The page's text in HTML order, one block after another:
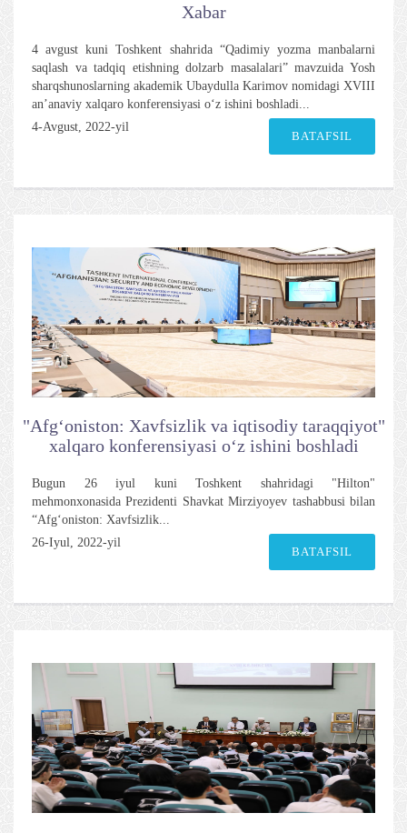
Xabar
4 avgust kuni Toshkent shahrida “Qadimiy yozma manbalarni
saqlash va tadqiq etishning dolzarb masalalari” mavzuida Yosh
sharqshunoslarning akademik Ubaydulla Karimov nomidagi XVIII
an’anaviy xalqaro konferensiyasi o‘z ishini boshladi...
4-Avgust, 2022-yil
BATAFSIL
"Afg‘oniston: Xavfsizlik va iqtisodiy taraqqiyot"
xalqaro konferensiyasi o‘z ishini boshladi
Bugun 26 iyul kuni Toshkent shahridagi "Hilton"
mehmonxonasida Prezidenti Shavkat Mirziyoyev tashabbusi bilan
“Afg‘oniston: Xavfsizlik...
26-Iyul, 2022-yil
BATAFSIL